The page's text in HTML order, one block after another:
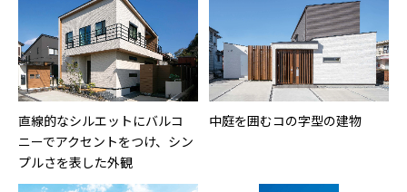
直線的なシルエットにバルコ
ニーでアクセントをつけ、シン
プルさを表した外観
中庭を囲むコの字型の建物